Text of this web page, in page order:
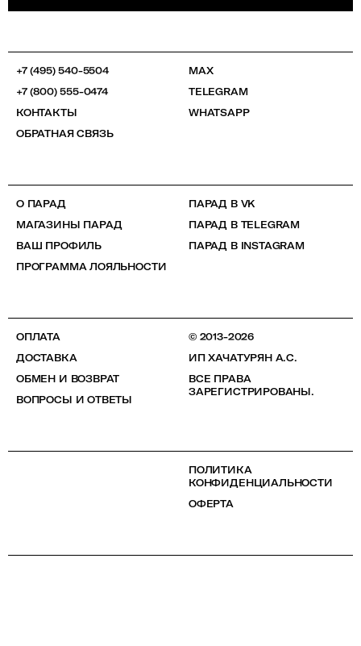
+7 (495) 540-5504
+7 (800) 555-0474
КОНТАКТЫ
ОБРАТНАЯ СВЯЗЬ
MAX
TELEGRAM
WHATSAPP
О ПАРАД
МАГАЗИНЫ ПАРАД
ВАШ ПРОФИЛЬ
ПРОГРАММА ЛОЯЛЬНОСТИ
ПАРАД В VK
ПАРАД В TELEGRAM
ПАРАД В INSTAGRAM
ОПЛАТА
ДОСТАВКА
ОБМЕН И ВОЗВРАТ
ВОПРОСЫ И ОТВЕТЫ
© 2013-2026
ИП ХАЧАТУРЯН А.С.
ВСЕ ПРАВА
ЗАРЕГИСТРИРОВАНЫ.
ПОЛИТИКА
КОНФИДЕНЦИАЛЬНОСТИ
ОФЕРТА